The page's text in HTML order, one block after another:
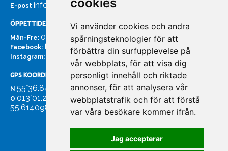
Vi använder cookies och andra
spårningsteknologier för att
förbättra din surfupplevelse på
vår webbplats, för att visa dig
personligt innehåll och riktade
annonser, för att analysera vår
webbplatstrafik och för att förstå
var våra besökare kommer ifrån.
Jag accepterar
E-post info@bachmans.se
ÖPPETTIDER
Mån-Fre: 07:00 - 16:00
Facebook: facebook.com/bachmans.se
Instagram: instagram.com/bachmans.se
GPS KOORDINATER
N 55°36.847
O 013°01.255'
55.614098. 13.020931'